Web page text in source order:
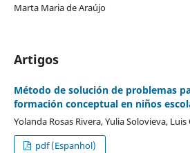
Marta Maria de Araújo
Artigos
Método de solución de problemas
formación conceptual en niños
Yolanda Rosas Rivera, Yulia Solovieva,
pdf (Espanhol)